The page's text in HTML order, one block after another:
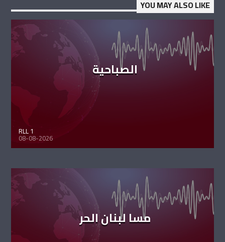
YOU MAY ALSO LIKE
الصباحية
RLL 1
08-08-2026
مسا لبنان الحر